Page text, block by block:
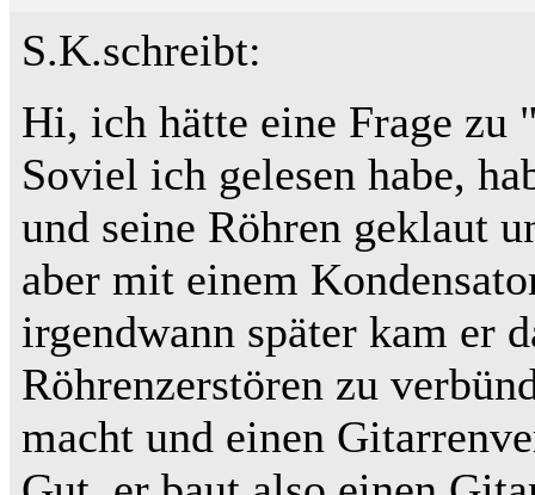
S.K.schreibt:
Hi, ich hätte eine Frage zu
Soviel ich gelesen habe,
und seine Röhren geklaut
aber mit einem
irgendwann später kam er
Röhrenzerstören zu
macht und einen